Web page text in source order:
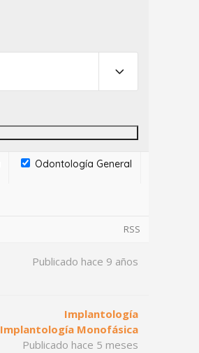
Odontología General
RSS
Publicado hace 9 años
Implantología
Implantología Monofásica
Publicado hace 5 meses